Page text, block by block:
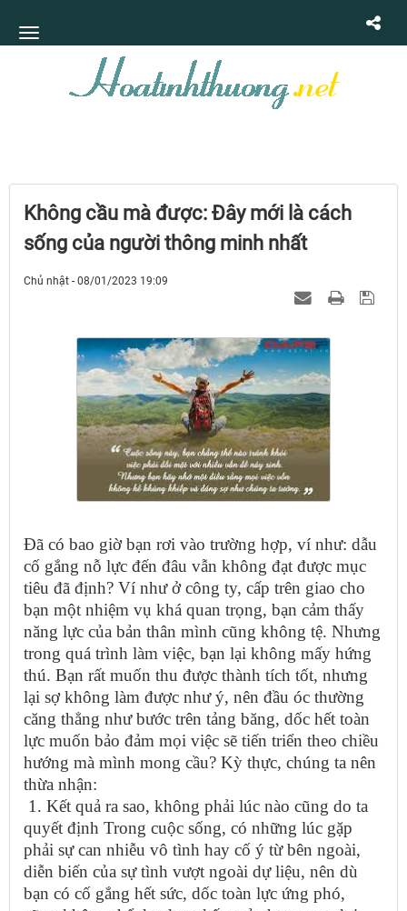
Không cầu mà được: Đây mới là cách
sống của người thông minh nhất
Chủ nhật - 08/01/2023 19:09
Đã có bao giờ bạn rơi vào trường hợp, ví như: dẫu
cố gắng nỗ lực đến đâu vẫn không đạt được mục
tiêu đã định? Ví như ở công ty, cấp trên giao cho
bạn một nhiệm vụ khá quan trọng, bạn cảm thấy
năng lực của bản thân mình cũng không tệ. Nhưng
trong quá trình làm việc, bạn lại không mấy hứng
thú. Bạn rất muốn thu được thành tích tốt, nhưng
lại sợ không làm được như ý, nên đầu óc thường
căng thẳng như bước trên tảng băng, dốc hết toàn
lực muốn bảo đảm mọi việc sẽ tiến triển theo chiều
hướng mà mình mong cầu? Kỳ thực, chúng ta nên
thừa nhận:
1. Kết quả ra sao, không phải lúc nào cũng do ta
quyết định Trong cuộc sống, có những lúc gặp
phải sự can nhiễu vô tình hay cố ý từ bên ngoài,
diễn biến của sự tình vượt ngoài dự liệu, nên dù
bạn có cố gắng hết sức, dốc toàn lực ứng phó,